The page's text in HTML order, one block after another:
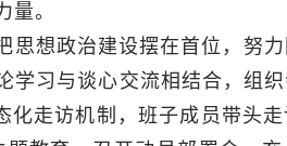
。
思想政治建设摆在首位，努
学习与谈心交流相结合，组织
化走访机制，班子成员带头